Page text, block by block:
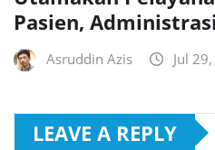
Pasien,
Asruddin Azis Jul
LEAVE A REPLY